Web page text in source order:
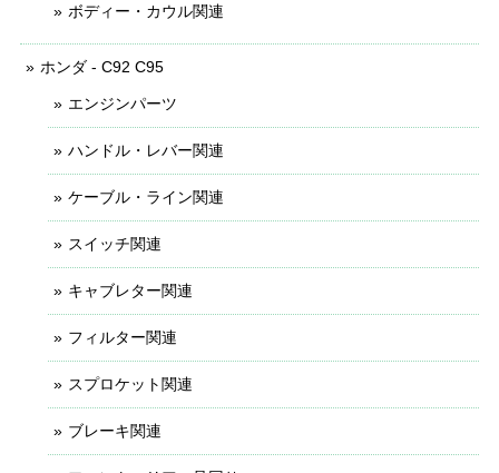
ボディー・カウル関連
ホンダ - C92 C95
エンジンパーツ
ハンドル・レバー関連
ケーブル・ライン関連
スイッチ関連
キャブレター関連
フィルター関連
スプロケット関連
ブレーキ関連